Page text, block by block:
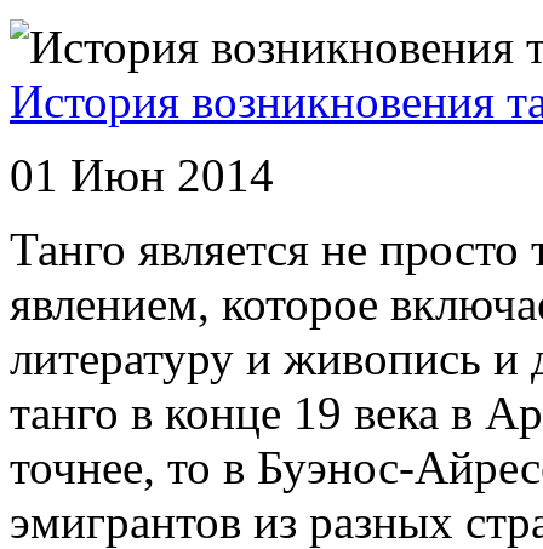
История возникновения
01 Июн 2014
Танго является не
явлением, которое
литературу и живопись
танго в конце 19 века в
точнее, то в Буэнос-
эмигрантов из разных